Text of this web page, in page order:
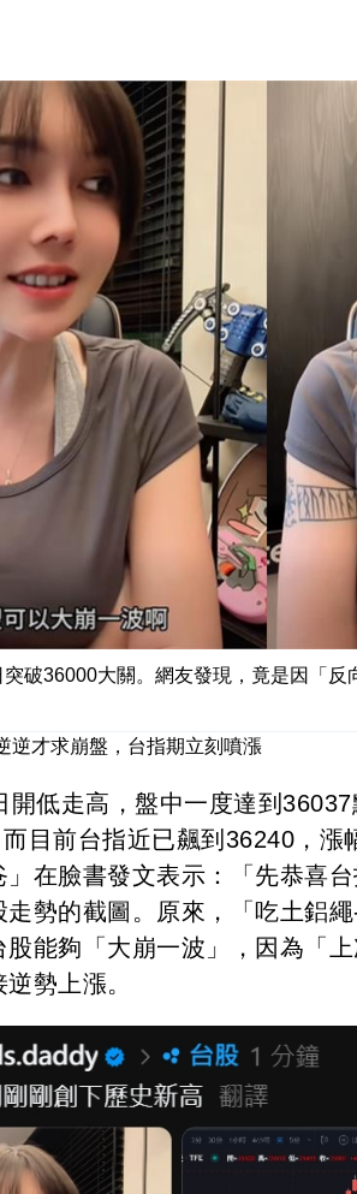
破36000大關。網友發現，竟是因「
逆才求崩盤，台指期立刻噴漲
開低走高，盤中一度達到
目前台指近已飆到36240，
」在臉書發文表示：「先恭喜
勢的截圖。原來，「吃土鋁
能夠「大崩一波」，因為「
勢上漲。